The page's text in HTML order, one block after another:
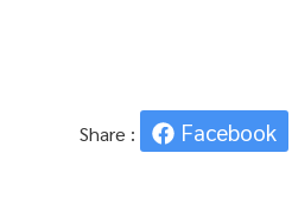
Share :
Facebook